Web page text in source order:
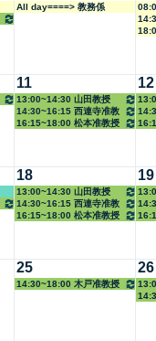
All day====> 教務係
11
13:00~14:30 山田教授
14:30~16:15 西連寺准教
授
16:15~18:00 松本准教授
12
18
13:00~14:30 山田教授
14:30~16:15 西連寺准教
授
16:15~18:00 松本准教授
19
25
14:30~18:00 木戸准教授
26